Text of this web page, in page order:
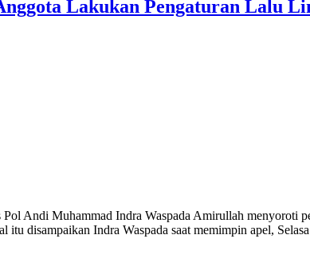
Lakukan Pengaturan Lalu
Andi Muhammad Indra Waspada Amirullah menyoroti
disampaikan Indra Waspada saat memimpin apel,